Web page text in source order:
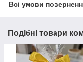
Всі умови
Подібні товари